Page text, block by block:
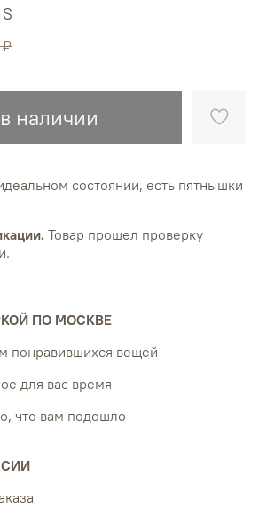
₽
наличии
состоянии, есть пятнышки
Товар прошел проверку
ПО МОСКВЕ
понравившихся вещей
для вас время
что вам подошло